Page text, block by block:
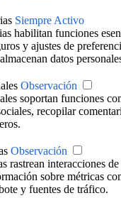
Siempre Activo
habilitan funciones
y ajustes de
datos
Observación
soportan funciones
recopilar
Observación
rastrean interacciones
sobre métricas
y fuentes de tráfico.